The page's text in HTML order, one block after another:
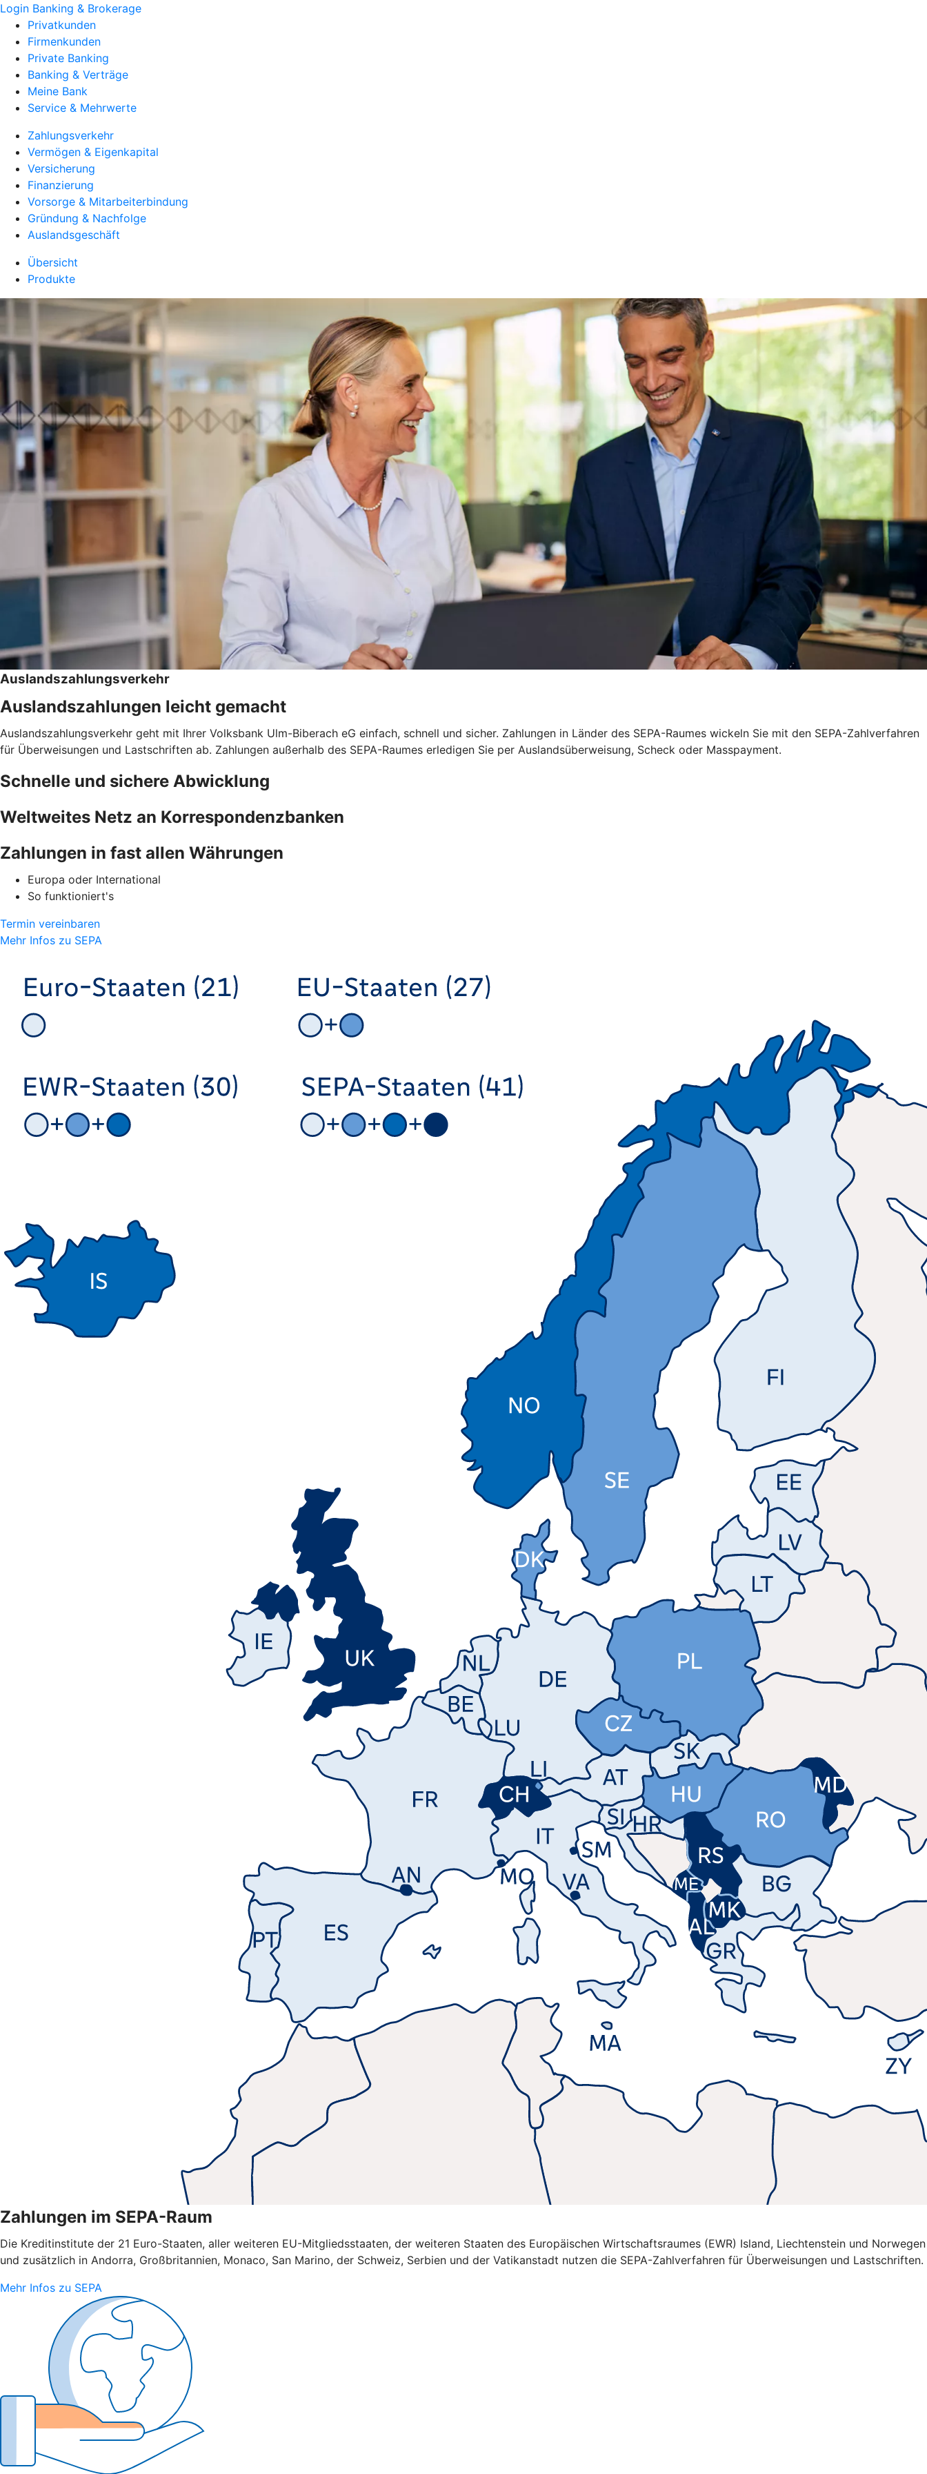
Login Banking & Brokerage
Privatkunden
Firmenkunden
Private Banking
Banking & Verträge
Meine Bank
Service & Mehrwerte
Zahlungsverkehr
Vermögen & Eigenkapital
Versicherung
Finanzierung
Vorsorge & Mitarbeiterbindung
Gründung & Nachfolge
Auslandsgeschäft
Übersicht
Produkte
Auslandszahlungsverkehr
Auslandszahlungen leicht gemacht
Auslandszahlungsverkehr geht mit Ihrer Volksbank Ulm-Biberach eG einfach, schnell und sicher. Zahlungen in Länder des SEPA-Raumes wickeln Sie mit den SEPA-Zahlverfahren
für Überweisungen und Lastschriften ab. Zahlungen außerhalb des SEPA-Raumes erledigen Sie per Auslandsüberweisung, Scheck oder Masspayment.
Schnelle und sichere Abwicklung
Weltweites Netz an Korrespondenzbanken
Zahlungen in fast allen Währungen
Europa oder International
So funktioniert's
Termin vereinbaren
Mehr Infos zu SEPA
Zahlungen im SEPA-Raum
Die Kreditinstitute der 21 Euro-Staaten, aller weiteren EU-Mitgliedsstaaten, der weiteren Staaten des Europäischen Wirtschaftsraumes (EWR) Island, Liechtenstein und Norwegen
und zusätzlich in Andorra, Großbritannien, Monaco, San Marino, der Schweiz, Serbien und der Vatikanstadt nutzen die SEPA-Zahlverfahren für Überweisungen und Lastschriften.
Mehr Infos zu SEPA